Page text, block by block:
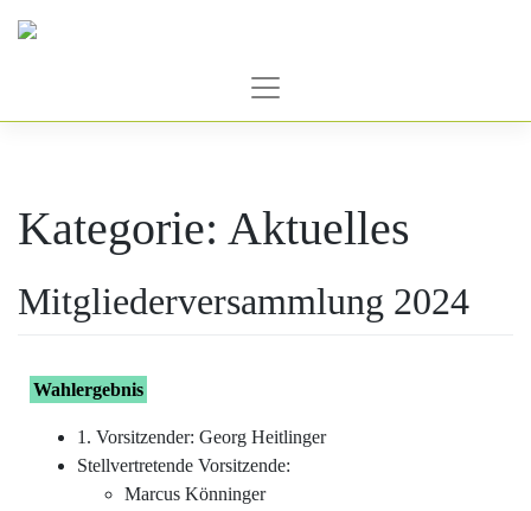
Inhalt
Kategorie: Aktuelles
Mitgliederversammlung 2024
Wahlergebnis
1. Vorsitzender: Georg Heitlinger
Stellvertretende Vorsitzende:
Marcus Könninger